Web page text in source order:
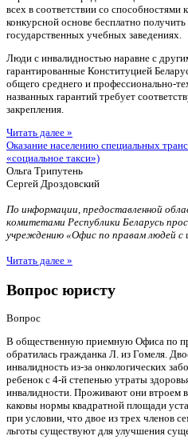
всех в соответствии со
конкурсной основе бесплатно
государственных учебных заведениях.
Люди с инвалидностью наравне с
гарантированные Конституцией
общего среднего и профессионально-
названных гарантий требует
закрепления.
Читать далее »
Оказание населению специальных
«социальное такси»)
Ольга Трипутень
Сергей Дроздовский
По информации, предоставленной
комитетами Республики Беларусь
учреждению «Офис по правам людей с
Читать далее »
Вопрос юристу
Вопрос
В общественную приемную Офиса по
обратилась гражданка Л. из Гомеля.
инвалидность из-за онкологических
ребенок с 4-й степенью утраты
инвалидности. Проживают они втроем
каковы нормы квадратной площади
при условии, что двое из трех членов
льготы существуют для улучшения